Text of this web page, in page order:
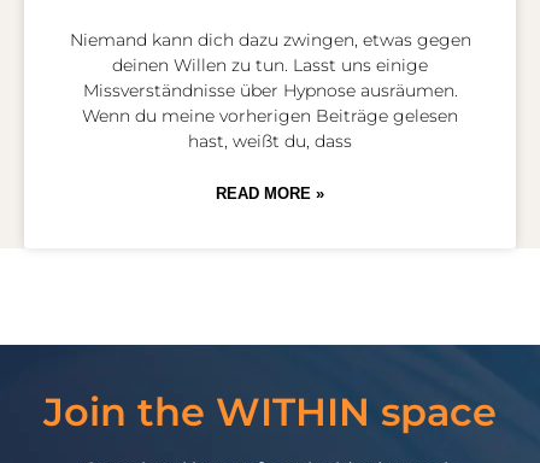
Niemand kann dich dazu zwingen, etwas gegen
deinen Willen zu tun. Lasst uns einige
Missverständnisse über Hypnose ausräumen.
Wenn du meine vorherigen Beiträge gelesen
hast, weißt du, dass
READ MORE »
Join the WITHIN space